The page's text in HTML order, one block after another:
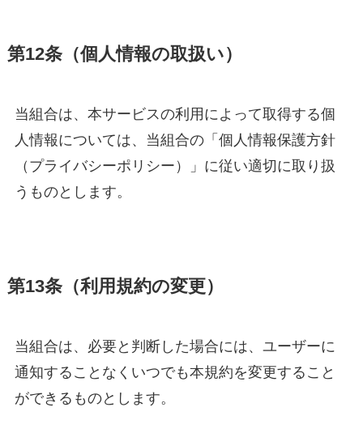
第12条（個人情報の取扱い）
当組合は、本サービスの利用によって取得する個
人情報については、当組合の「個人情報保護方針
（プライバシーポリシー）」に従い適切に取り扱
うものとします。
第13条（利用規約の変更）
当組合は、必要と判断した場合には、ユーザーに
通知することなくいつでも本規約を変更すること
ができるものとします。